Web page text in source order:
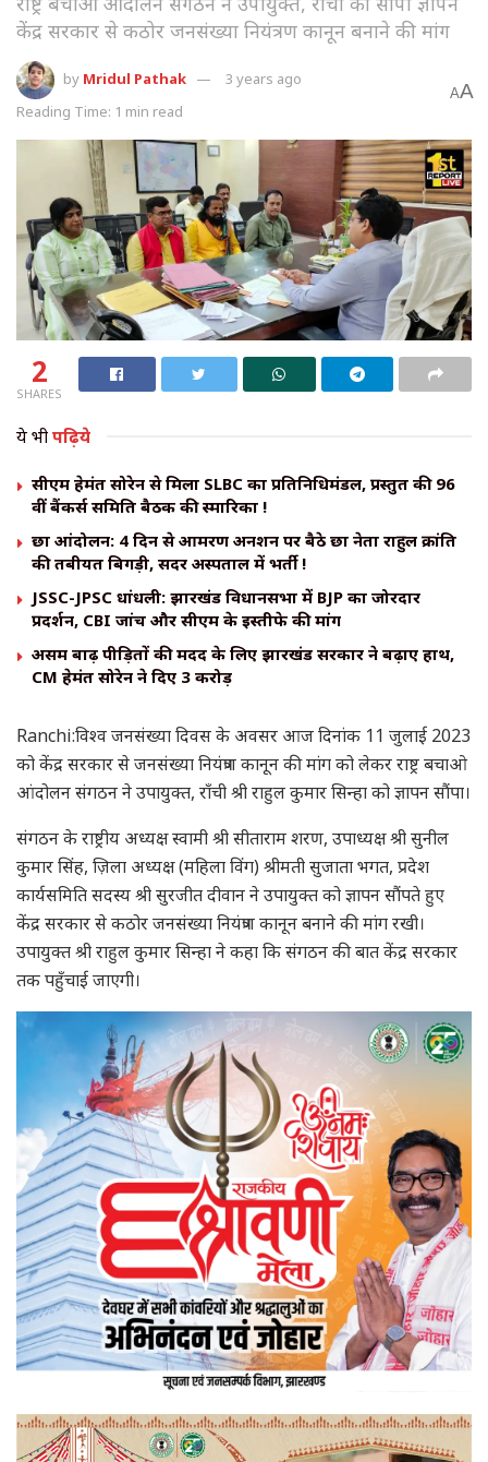
केंद्र सरकार से कठोर जनसंख्या नियंत्रण कानून बनाने की मांग
by Mridul Pathak
3 years ago
Reading Time: 1 min read
AA
2
SHARES
ये भीपढ़िये
सीएम हेमंत सोरेन से मिला SLBC का प्रतिनिधिमंडल, प्रस्तुत की 96
वीं बैंकर्स समिति बैठक की स्मारिका !
छात्र आंदोलन: 4 दिन से आमरण अनशन पर बैठे छात्र नेता राहुल क्रांति
की तबीयत बिगड़ी, सदर अस्पताल में भर्ती !
JSSC-JPSC धांधली: झारखंड विधानसभा में BJP का जोरदार
प्रदर्शन, CBI जांच और सीएम के इस्तीफे की मांग
असम बाढ़ पीड़ितों की मदद के लिए झारखंड सरकार ने बढ़ाए हाथ,
CM हेमंत सोरेन ने दिए ₹3 करोड़
Ranchi:विश्व जनसंख्या दिवस के अवसर आज दिनांक 11 जुलाई 2023
को केंद्र सरकार से जनसंख्या नियंत्रण कानून की मांग को लेकर राष्ट्र बचाओ
आंदोलन संगठन ने उपायुक्त, राँची श्री राहुल कुमार सिन्हा को ज्ञापन सौंपा।
संगठन के राष्ट्रीय अध्यक्ष स्वामी श्री सीताराम शरण, उपाध्यक्ष श्री सुनील
कुमार सिंह, ज़िला अध्यक्ष (महिला विंग) श्रीमती सुजाता भगत, प्रदेश
कार्यसमिति सदस्य श्री सुरजीत दीवान ने उपायुक्त को ज्ञापन सौंपते हुए
केंद्र सरकार से कठोर जनसंख्या नियंत्रण कानून बनाने की मांग रखी।
उपायुक्त श्री राहुल कुमार सिन्हा ने कहा कि संगठन की बात केंद्र सरकार
तक पहुँचाई जाएगी।